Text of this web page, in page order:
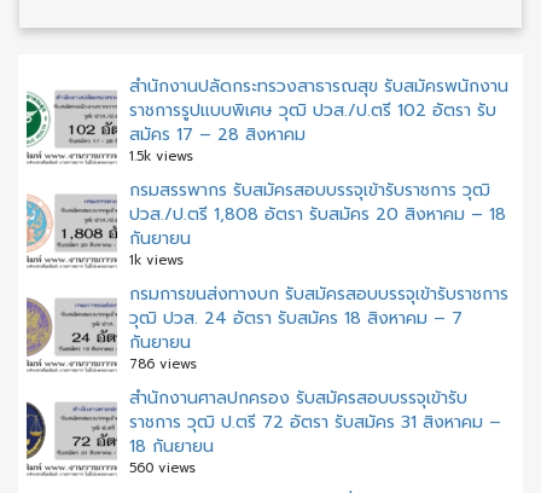
สำนักงานปลัดกระทรวงสาธารณสุข รับสมัครพนักงาน
ราชการรูปแบบพิเศษ วุฒิ ปวส./ป.ตรี 102 อัตรา รับ
สมัคร 17 – 28 สิงหาคม
1.5k views
กรมสรรพากร รับสมัครสอบบรรจุเข้ารับราชการ วุฒิ
ปวส./ป.ตรี 1,808 อัตรา รับสมัคร 20 สิงหาคม – 18
กันยายน
1k views
กรมการขนส่งทางบก รับสมัครสอบบรรจุเข้ารับราชการ
วุฒิ ปวส. 24 อัตรา รับสมัคร 18 สิงหาคม – 7
กันยายน
786 views
สํานักงานศาลปกครอง รับสมัครสอบบรรจุเข้ารับ
ราชการ วุฒิ ป.ตรี 72 อัตรา รับสมัคร 31 สิงหาคม –
18 กันยายน
560 views